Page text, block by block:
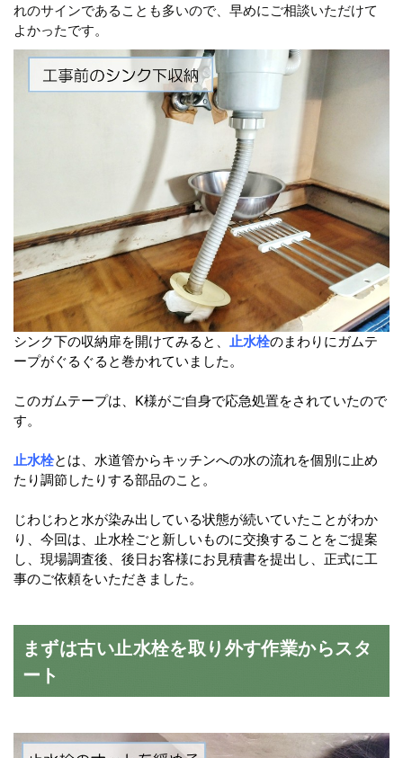
れのサインであることも多いので、早めにご相談いただけて
よかったです。
シンク下の収納扉を開けてみると、 止水栓のまわりにガムテ
ープがぐるぐると巻かれていました。
このガムテープは、K様がご自身で応急処置をされていたので
す。
止水栓とは、水道管からキッチンへの水の流れを個別に止め
たり調節したりする部品のこと。
じわじわと水が染み出している状態が続いていたことがわか
り、今回は、止水栓ごと新しいものに交換することをご提案
し、現場調査後、後日お客様にお見積書を提出し、正式に工
事のご依頼をいただきました。
まずは古い止水栓を取り外す作業からスタ
ート